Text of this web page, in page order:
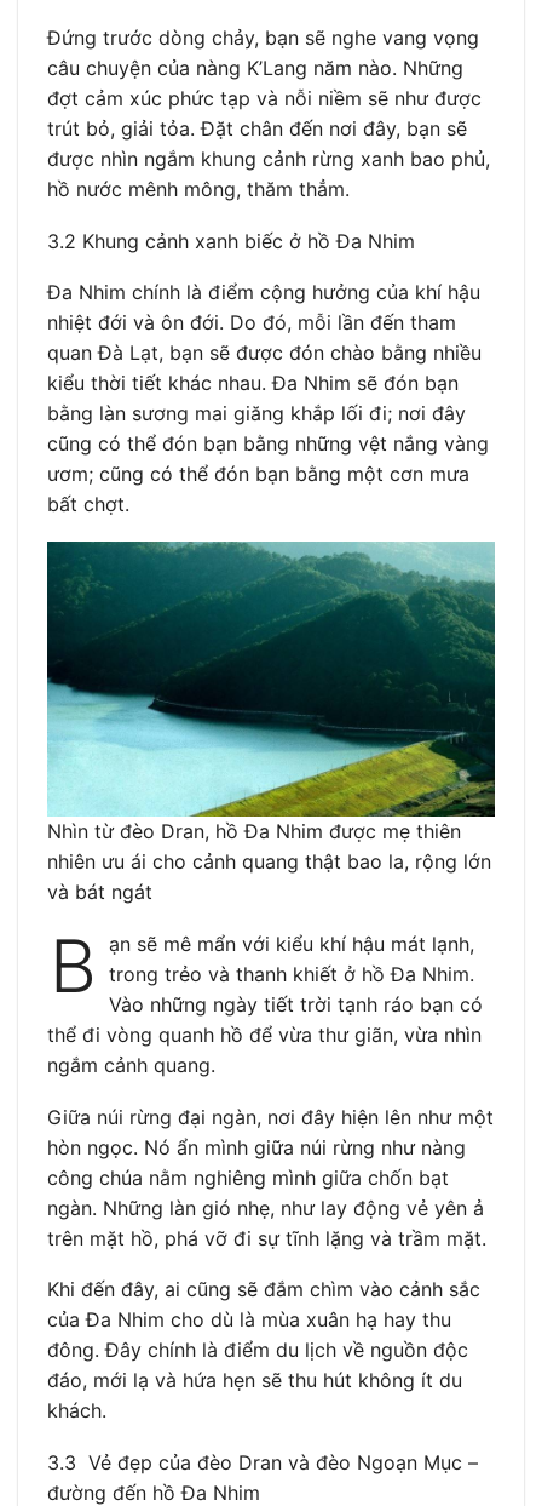
Đứng trước dòng chảy, bạn sẽ nghe vang vọng
câu chuyện của nàng K’Lang năm nào. Những
đợt cảm xúc phức tạp và nỗi niềm sẽ như được
trút bỏ, giải tỏa. Đặt chân đến nơi đây, bạn sẽ
được nhìn ngắm khung cảnh rừng xanh bao phủ,
hồ nước mênh mông, thăm thẳm.
3.2 Khung cảnh xanh biếc ở hồ Đa Nhim
Đa Nhim chính là điểm cộng hưởng của khí hậu
nhiệt đới và ôn đới. Do đó, mỗi lần đến tham
quan Đà Lạt, bạn sẽ được đón chào bằng nhiều
kiểu thời tiết khác nhau. Đa Nhim sẽ đón bạn
bằng làn sương mai giăng khắp lối đi; nơi đây
cũng có thể đón bạn bằng những vệt nắng vàng
ươm; cũng có thể đón bạn bằng một cơn mưa
bất chợt.
Nhìn từ đèo Dran, hồ Đa Nhim được mẹ thiên
nhiên ưu ái cho cảnh quang thật bao la, rộng lớn
và bát ngát
B
ạn sẽ mê mẩn với kiểu khí hậu mát lạnh,
trong trẻo và thanh khiết ở hồ Đa Nhim.
Vào những ngày tiết trời tạnh ráo bạn có
thể đi vòng quanh hồ để vừa thư giãn, vừa nhìn
ngắm cảnh quang.
Giữa núi rừng đại ngàn, nơi đây hiện lên như một
hòn ngọc. Nó ẩn mình giữa núi rừng như nàng
công chúa nằm nghiêng mình giữa chốn bạt
ngàn. Những làn gió nhẹ, như lay động vẻ yên ả
trên mặt hồ, phá vỡ đi sự tĩnh lặng và trầm mặt.
Khi đến đây, ai cũng sẽ đắm chìm vào cảnh sắc
của Đa Nhim cho dù là mùa xuân hạ hay thu
đông. Đây chính là điểm du lịch về nguồn độc
đáo, mới lạ và hứa hẹn sẽ thu hút không ít du
khách.
3.3 Vẻ đẹp của đèo Dran và đèo Ngoạn Mục –
đường đến hồ Đa Nhim